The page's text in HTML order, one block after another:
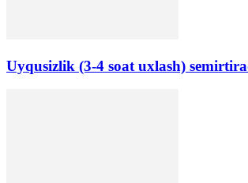
Uyqusizlik (3-4 soat uxlash)